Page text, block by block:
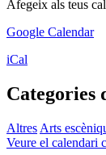
Afegeix als teus
Google Calendar
iCal
Categories
Altres Arts
Veure el calendari